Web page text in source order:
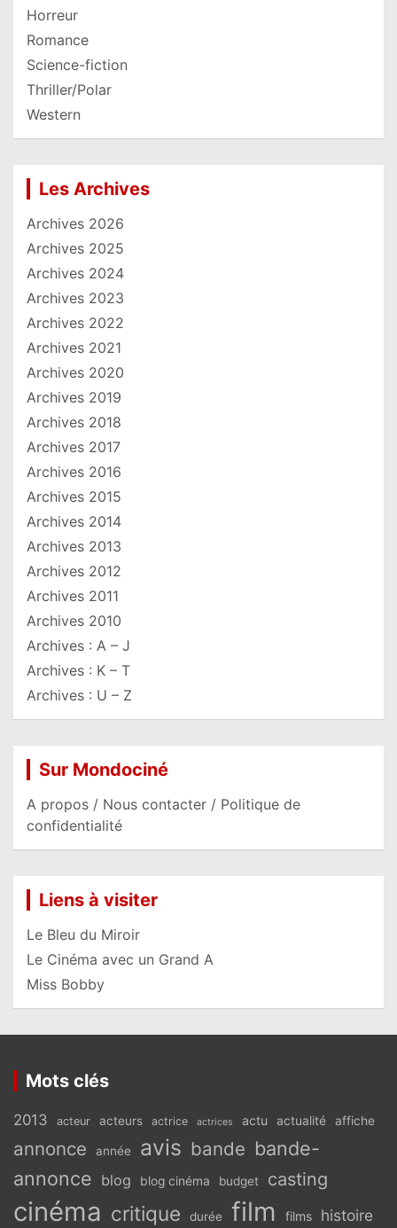
Horreur
Romance
Science-fiction
Thriller/Polar
Western
Les Archives
Archives 2026
Archives 2025
Archives 2024
Archives 2023
Archives 2022
Archives 2021
Archives 2020
Archives 2019
Archives 2018
Archives 2017
Archives 2016
Archives 2015
Archives 2014
Archives 2013
Archives 2012
Archives 2011
Archives 2010
Archives : A – J
Archives : K – T
Archives : U – Z
Sur Mondociné
A propos / Nous contacter / Politique de
confidentialité
Liens à visiter
Le Bleu du Miroir
Le Cinéma avec un Grand A
Miss Bobby
Mots clés
2013 acteur acteurs actrice actrices actu actualité affiche
annonce année avis bande bande-
annonce blog blog cinéma budget casting
cinéma critique durée film films histoire